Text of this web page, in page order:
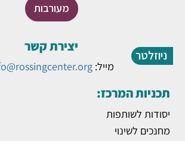
ניוזלטר
מעורבות
יצירת קשר
מייל:info@rossingcenter.org
תכניות המרכז:
יסודות לשותפות
מחנכים לשינוי